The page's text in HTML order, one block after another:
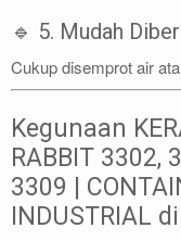
🔹 5. Mudah
Cukup disemprot air
Kegunaan
RABBIT 3302,
3309 |
INDUSTRIAL